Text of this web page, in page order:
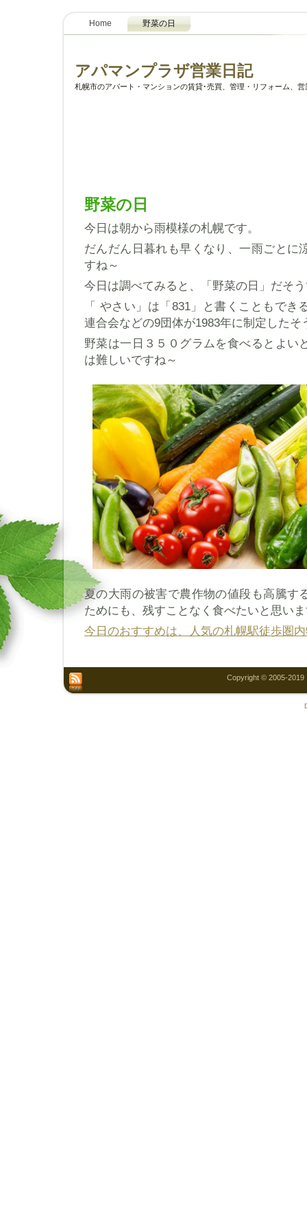
Home 野菜の日
アパマンプラザ営業日記
札幌市のアパート・マンションの賃貸･売買、管理・リフォーム、営
野菜の日
今日は朝から雨模様の札幌です。
だんだん日暮れも早くなり、一雨ごとに
すね～
今日は調べてみると、「野菜の日」だそ
「 やさい」は「831」と書くこともで
連合会などの9団体が1983年に制定したそ
野菜は一日３５０グラムを食べるとよい
は難しいですね～
夏の大雨の被害で農作物の値段も高騰す
ためにも、残すことなく食べたいと思い
今日のおすすめは、人気の札幌駅徒歩圏
Copyright © 2005-2019